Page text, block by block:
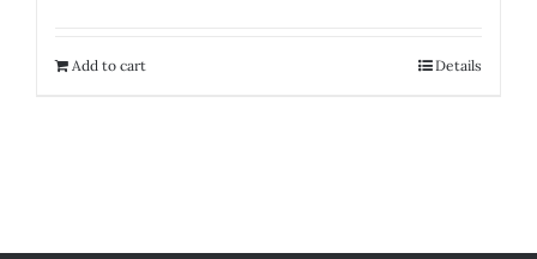
Add to cart Details